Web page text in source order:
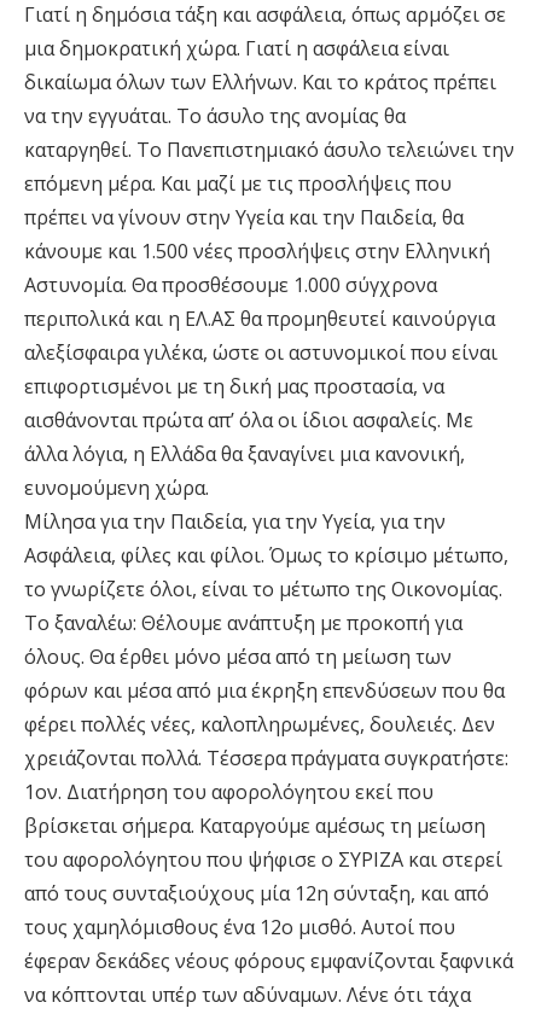
Γιατί η δημόσια τάξη και ασφάλεια, όπως αρμόζει σε
μια δημοκρατική χώρα. Γιατί η ασφάλεια είναι
δικαίωμα όλων των Ελλήνων. Και το κράτος πρέπει
να την εγγυάται. Το άσυλο της ανομίας θα
καταργηθεί. Το Πανεπιστημιακό άσυλο τελειώνει την
επόμενη μέρα. Και μαζί με τις προσλήψεις που
πρέπει να γίνουν στην Υγεία και την Παιδεία, θα
κάνουμε και 1.500 νέες προσλήψεις στην Ελληνική
Αστυνομία. Θα προσθέσουμε 1.000 σύγχρονα
περιπολικά και η ΕΛ.ΑΣ θα προμηθευτεί καινούργια
αλεξίσφαιρα γιλέκα, ώστε οι αστυνομικοί που είναι
επιφορτισμένοι με τη δική μας προστασία, να
αισθάνονται πρώτα απ’ όλα οι ίδιοι ασφαλείς. Με
άλλα λόγια, η Ελλάδα θα ξαναγίνει μια κανονική,
ευνομούμενη χώρα.
Μίλησα για την Παιδεία, για την Υγεία, για την
Ασφάλεια, φίλες και φίλοι. Όμως το κρίσιμο μέτωπο,
το γνωρίζετε όλοι, είναι το μέτωπο της Οικονομίας.
Το ξαναλέω: Θέλουμε ανάπτυξη με προκοπή για
όλους. Θα έρθει μόνο μέσα από τη μείωση των
φόρων και μέσα από μια έκρηξη επενδύσεων που θα
φέρει πολλές νέες, καλοπληρωμένες, δουλειές. Δεν
χρειάζονται πολλά. Τέσσερα πράγματα συγκρατήστε:
1ον. Διατήρηση του αφορολόγητου εκεί που
βρίσκεται σήμερα. Καταργούμε αμέσως τη μείωση
του αφορολόγητου που ψήφισε ο ΣΥΡΙΖΑ και στερεί
από τους συνταξιούχους μία 12η σύνταξη, και από
τους χαμηλόμισθους ένα 12ο μισθό. Αυτοί που
έφεραν δεκάδες νέους φόρους εμφανίζονται ξαφνικά
να κόπτονται υπέρ των αδύναμων. Λένε ότι τάχα